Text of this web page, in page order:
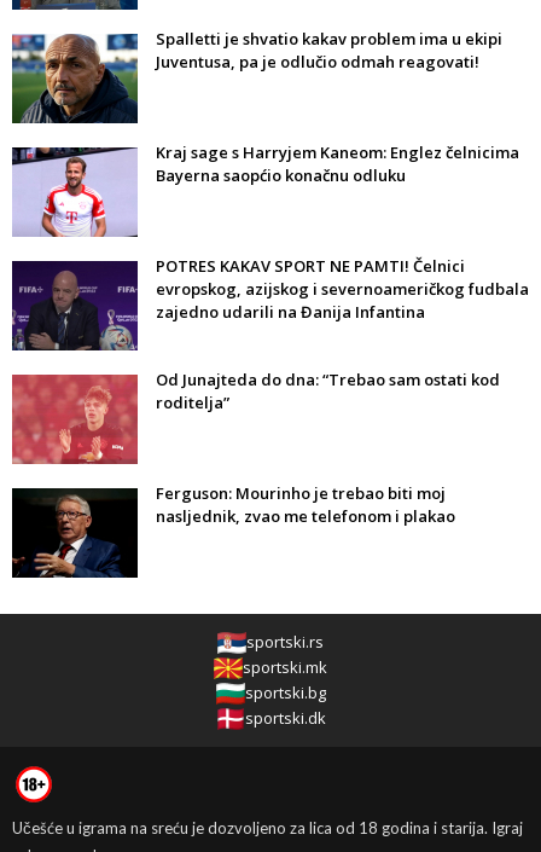
Spalletti je shvatio kakav problem ima u ekipi
Juventusa, pa je odlučio odmah reagovati!
Kraj sage s Harryjem Kaneom: Englez čelnicima
Bayerna saopćio konačnu odluku
POTRES KAKAV SPORT NE PAMTI! Čelnici
evropskog, azijskog i severnoameričkog fudbala
zajedno udarili na Đanija Infantina
Od Junajteda do dna: “Trebao sam ostati kod
roditelja”
Ferguson: Mourinho je trebao biti moj
nasljednik, zvao me telefonom i plakao
sportski.rs
sportski.mk
sportski.bg
sportski.dk
Učešće u igrama na sreću je dozvoljeno za lica od 18 godina i starija. Igraj